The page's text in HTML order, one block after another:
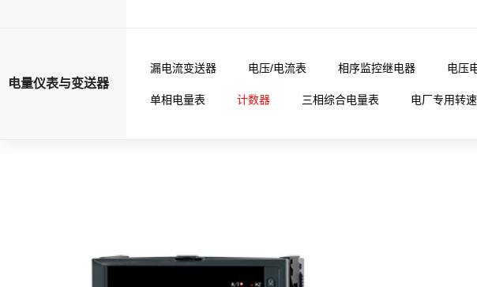
电量仪表与变送器
漏电流变送器 电压/电流表 相序监控继电器 电压
单相电量表 计数器 三相综合电量表 电厂专用转